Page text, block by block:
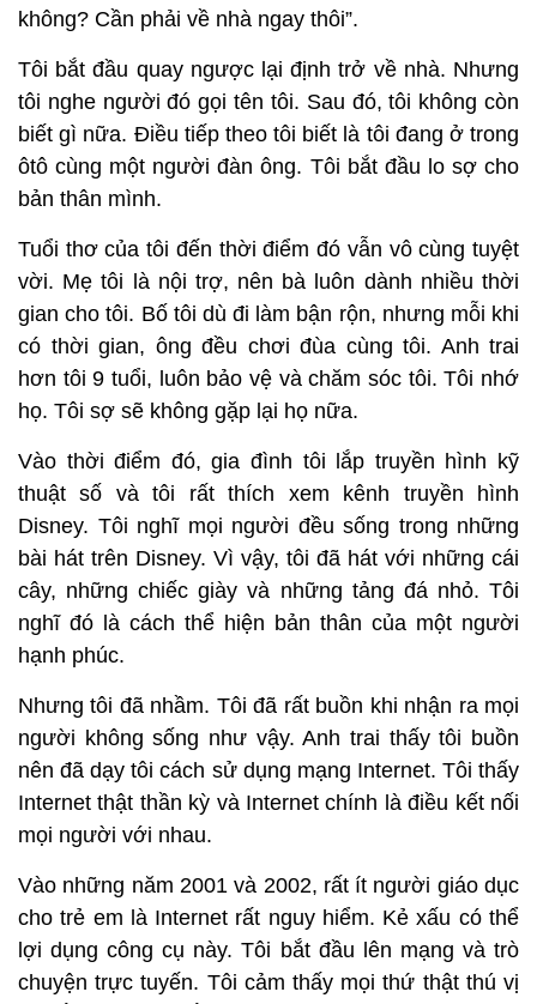
không? Cần phải về nhà ngay thôi”.
Tôi bắt đầu quay ngược lại định trở về nhà. Nhưng
tôi nghe người đó gọi tên tôi. Sau đó, tôi không còn
biết gì nữa. Điều tiếp theo tôi biết là tôi đang ở trong
ôtô cùng một người đàn ông. Tôi bắt đầu lo sợ cho
bản thân mình.
Tuổi thơ của tôi đến thời điểm đó vẫn vô cùng tuyệt
vời. Mẹ tôi là nội trợ, nên bà luôn dành nhiều thời
gian cho tôi. Bố tôi dù đi làm bận rộn, nhưng mỗi khi
có thời gian, ông đều chơi đùa cùng tôi. Anh trai
hơn tôi 9 tuổi, luôn bảo vệ và chăm sóc tôi. Tôi nhớ
họ. Tôi sợ sẽ không gặp lại họ nữa.
Vào thời điểm đó, gia đình tôi lắp truyền hình kỹ
thuật số và tôi rất thích xem kênh truyền hình
Disney. Tôi nghĩ mọi người đều sống trong những
bài hát trên Disney. Vì vậy, tôi đã hát với những cái
cây, những chiếc giày và những tảng đá nhỏ. Tôi
nghĩ đó là cách thể hiện bản thân của một người
hạnh phúc.
Nhưng tôi đã nhầm. Tôi đã rất buồn khi nhận ra mọi
người không sống như vậy. Anh trai thấy tôi buồn
nên đã dạy tôi cách sử dụng mạng Internet. Tôi thấy
Internet thật thần kỳ và Internet chính là điều kết nối
mọi người với nhau.
Vào những năm 2001 và 2002, rất ít người giáo dục
cho trẻ em là Internet rất nguy hiểm. Kẻ xấu có thể
lợi dụng công cụ này. Tôi bắt đầu lên mạng và trò
chuyện trực tuyến. Tôi cảm thấy mọi thứ thật thú vị